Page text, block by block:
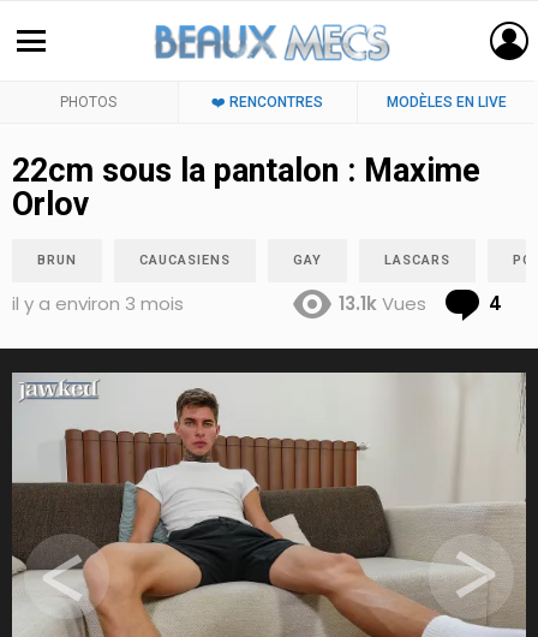
PHOTOS ❤️ RENCONTRES MODÈLES EN LIVE
22cm sous la pantalon : Maxime
Orlov
BRUN CAUCASIENS GAY LASCARS
il y a environ 3 mois 13.1kVues 4